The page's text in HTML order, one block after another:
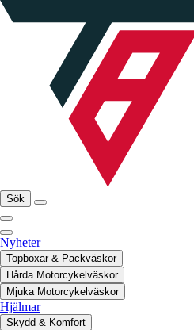
Sök
Nyheter
Topboxar & Packväskor
Hårda Motorcykelväskor
Mjuka Motorcykelväskor
Hjälmar
Skydd & Komfort